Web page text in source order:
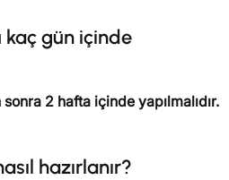
kaç gün içinde
2 hafta içinde yapılmalıdır.
hazırlanır?